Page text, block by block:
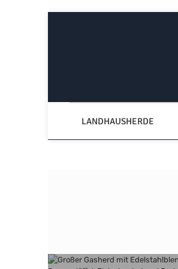
LANDHAUSHERDE